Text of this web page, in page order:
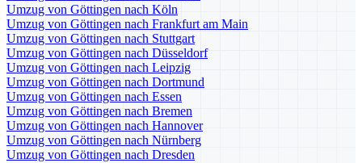
Umzug von Göttingen nach Köln
Umzug von Göttingen nach Frankfurt am Main
Umzug von Göttingen nach Stuttgart
Umzug von Göttingen nach Düsseldorf
Umzug von Göttingen nach Leipzig
Umzug von Göttingen nach Dortmund
Umzug von Göttingen nach Essen
Umzug von Göttingen nach Bremen
Umzug von Göttingen nach Hannover
Umzug von Göttingen nach Nürnberg
Umzug von Göttingen nach Dresden